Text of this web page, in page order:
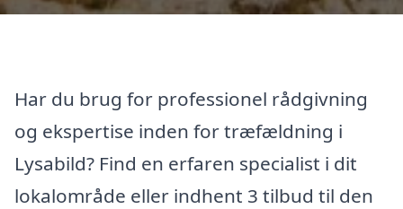
Har du brug for professionel rådgivning
og ekspertise inden for træfældning i
Lysabild? Find en erfaren specialist i dit
lokalområde eller indhent 3 tilbud til den